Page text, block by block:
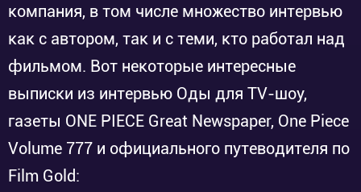
компания, в том числе множество интервью
как с автором, так и с теми, кто работал над
фильмом. Вот некоторые интересные
выписки из интервью Оды для TV-шоу,
газеты ONE PIECE Great Newspaper, One Piece
Volume 777 и официального путеводителя по
Film Gold: